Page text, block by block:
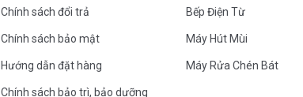
Chính sách đổi trả
Chính sách bảo mật
Hướng dẫn đặt hàng
Chính sách bảo trì, bảo dưỡng
Bếp Điện Từ
Máy Hút Mùi
Máy Rửa Chén Bát